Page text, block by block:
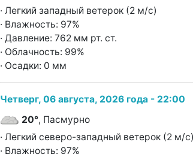
· Легкий западный ветерок (2 м/с)
· Влажность: 97%
· Давление: 762 мм рт. ст.
· Облачность: 99%
· Осадки: 0 мм
Четверг, 06 августа, 2026 года - 22:00
20°, Пасмурно
· Легкий северо-западный ветерок (2 м/с)
· Влажность: 97%